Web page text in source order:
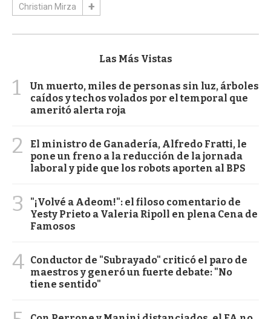
Christian Mirza
Las Más Vistas
1
Un muerto, miles de personas sin luz, árboles
caídos y techos volados por el temporal que
ameritó alerta roja
2
El ministro de Ganadería, Alfredo Fratti, le
pone un freno a la reducción de la jornada
laboral y pide que los robots aporten al BPS
3
"¡Volvé a Adeom!": el filoso comentario de
Yesty Prieto a Valeria Ripoll en plena Cena de
Famosos
4 Conductor de "Subrayado" criticó el paro de
maestros y generó un fuerte debate: "No
tiene sentido"